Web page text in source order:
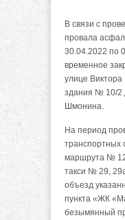
В связи с
провала
30.04.2022 по
временное
улице Виктора
здания № 10/2
Шмонина.
На период
транспортных
маршрута №
такси № 29,
объезд
пункта «ЖК
безымянный